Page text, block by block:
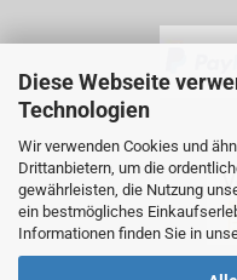
Diese Webseite
Technologien
Wir verwenden Cookies und
Drittanbietern, um die
gewährleisten, die Nutzung
ein bestmögliches
Informationen finden Sie in